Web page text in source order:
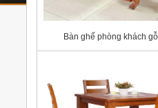
Bàn ghế phòng khách